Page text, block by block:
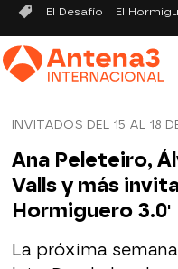
El Desafío El
INVITADOS DEL 15 AL 18
Ana Peleteiro,
Valls y más
Hormiguero 3.0'
La próxima